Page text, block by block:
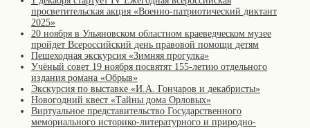
просветительская акция «Военно-патриотический диктант
2025»
20 ноября в Ульяновском областном краеведческом музее
пройдет Всероссийский день правовой помощи детям
Пешеходная экскурсия «Зимняя прогулка»
Учёный совет 19 ноября посвятят 155-летию отдельного
издания романа «Обрыв»
Экскурсия по выставке «И.А. Гончаров и декабристы»
Новогодний квест «Тайны дома Орловых»
Виртуальное представительство Государственного
мемориального историко-литературного и природно-